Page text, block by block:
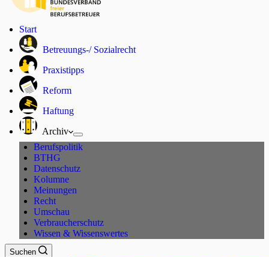
Start
Betreuungs-/ Sozialrecht
Praxistipps
Reform
Haftung
Archiv
Berufspolitik
BTHG
Datenschutz
Kolumne
Meinungen
Recht
Umschau
Verbraucherschutz
Wissen & Wissenswertes
Suchen